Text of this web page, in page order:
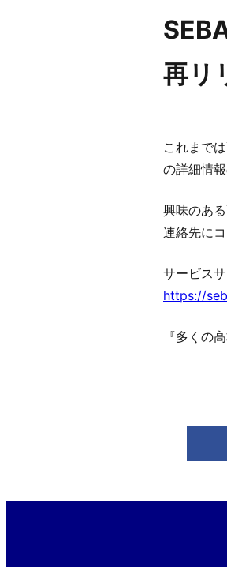
再リ
これまで
の詳細情
興味のあ
連絡先に
サービス
https://
『多くの